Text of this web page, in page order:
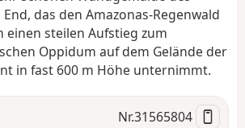
das den Amazonas-Regenwald
einen steilen Aufstieg zum
Oppidum auf dem Gelände der
in fast 600 m Höhe unternimmt.
Nr.31565804